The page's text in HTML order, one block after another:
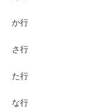
か行
さ行
た行
な行